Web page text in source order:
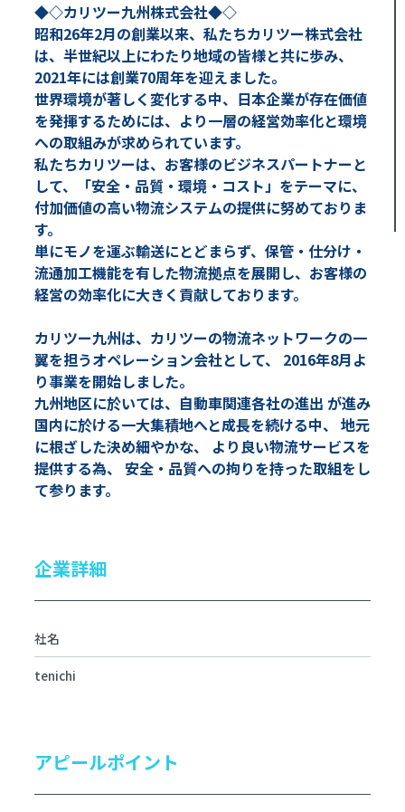
◆◇カリツー九州株式会社◆◇
昭和26年2月の創業以来、私たちカリツー株式会社
は、半世紀以上にわたり地域の皆様と共に歩み、
2021年には創業70周年を迎えました。
世界環境が著しく変化する中、日本企業が存在価値
を発揮するためには、より一層の経営効率化と環境
への取組みが求められています。
私たちカリツーは、お客様のビジネスパートナーと
して、「安全・品質・環境・コスト」をテーマに、
付加価値の高い物流システムの提供に努めておりま
す。
単にモノを運ぶ輸送にとどまらず、保管・仕分け・
流通加工機能を有した物流拠点を展開し、お客様の
経営の効率化に大きく貢献しております。
カリツー九州は、カリツーの物流ネットワークの一
翼を担うオペレーション会社として、 2016年8月よ
り事業を開始しました。
九州地区に於いては、自動車関連各社の進出 が進み
国内に於ける一大集積地へと成長を続ける中、 地元
に根ざした決め細やかな、 より良い物流サービスを
提供する為、 安全・品質への拘りを持った取組をし
て参ります。
企業詳細
社名
tenichi
アピールポイント